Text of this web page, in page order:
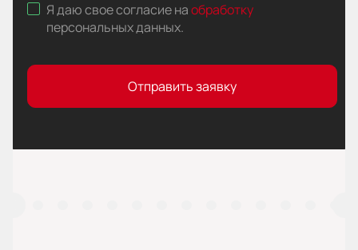
Я даю свое согласие наобработку
персональных данных.
Отправить заявку